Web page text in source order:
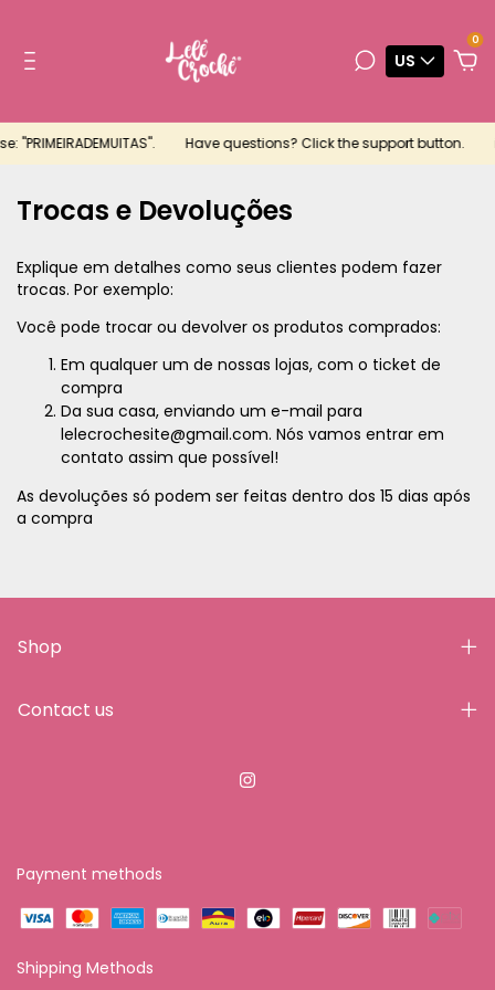
US
0
Have questions? Click the support button.
Trocas e Devoluções
Explique em detalhes como seus clientes podem fazer
trocas. Por exemplo:
Você pode trocar ou devolver os produtos comprados:
Em qualquer um de nossas lojas, com o ticket de
compra
Da sua casa, enviando um e-mail para
lelecrochesite@gmail.com. Nós vamos entrar em
contato assim que possível!
As devoluções só podem ser feitas dentro dos 15 dias após
a compra
Shop
Contact us
Payment methods
Shipping Methods